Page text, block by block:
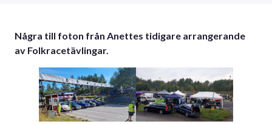
Några till foton från Anettes tidigare arrangerande
av Folkracetävlingar.